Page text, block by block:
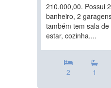
210.000,00. Possui
banheiro, 2
também tem sala
estar, cozinha....
2 1